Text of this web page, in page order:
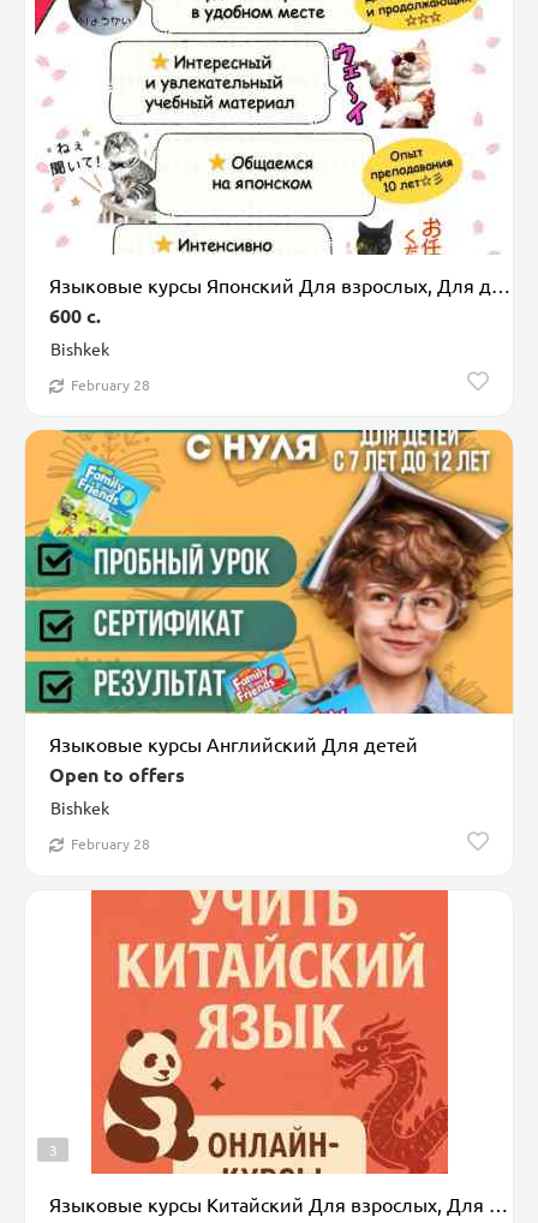
Bishkek
600 c.
February 28
Языковые курсы Английский Для детей
Bishkek
Open to offers
February 28
3